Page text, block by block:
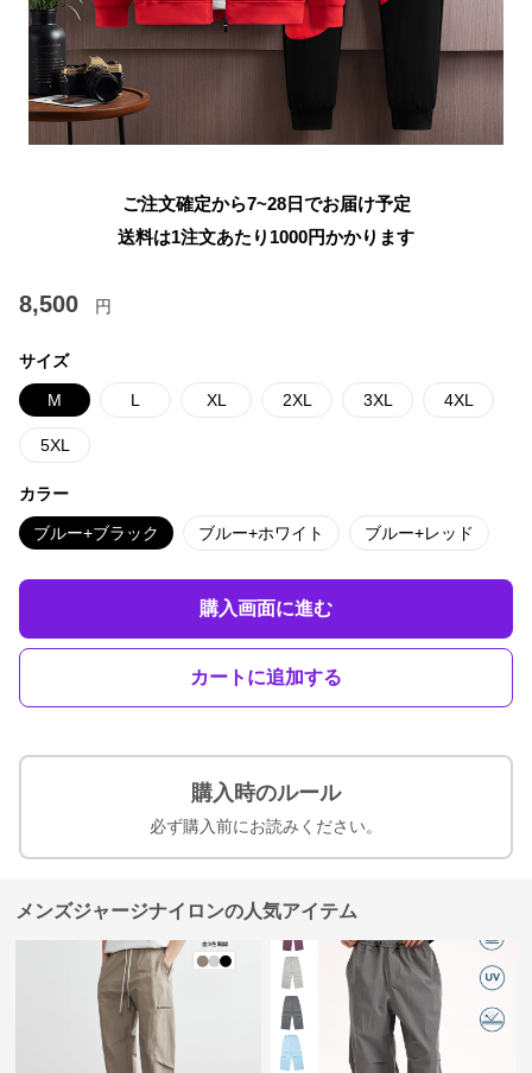
ご注文確定から7~28日でお届け予定
送料は1注文あたり 1000円かかります
8,500 円
サイズ
M L XL 2XL 3XL 4XL
5XL
カラー
ブルー+ブラック ブルー+ホワイト ブルー+レッド
購入画面に進む
カートに追加する
購入時のルール
必ず購入前にお読みください。
メンズジャージナイロンの人気アイテム